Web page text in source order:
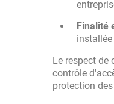
Finalité
Le respect de
contrôle
protection